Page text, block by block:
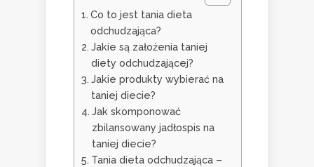
Co to jest tania dieta
odchudzająca?
Jakie są założenia taniej
diety odchudzającej?
Jakie produkty wybierać na
taniej diecie?
Jak skomponować
zbilansowany jadłospis na
taniej diecie?
Tania dieta odchudzająca –